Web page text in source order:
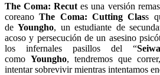
The Coma: Recut es una versión
coreanoThe Coma: Cutting Class
deYoungho, un estudiante de
acoso y persecución de un asesino
los infernales pasillos del “
como Youngho, tendremos que
intentar sobrevivir mientras intentamos